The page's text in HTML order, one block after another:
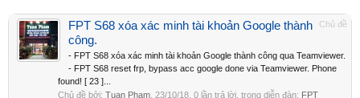
Chủ đề
FPT S68 xóa xác minh tài khoản Google thành
công.
- FPT S68 xóa xác minh tài khoản Google thành công qua Teamviewer.
- FPT S68 reset frp, bypass acc google done via Teamviewer. Phone
found! [ 23 ]...
Chủ đề bởi: Tuan Pham 23/10/18 , 0 lần trả lời, trong diễn đàn: FPT